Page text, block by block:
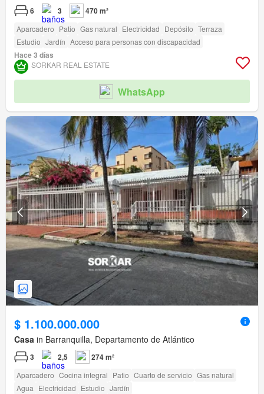
6 3 470 m²
Aparcadero Patio Gas natural Electricidad Depósito Terraza
Estudio Jardín Acceso para personas con discapacidad
Hace 3 días
SORKAR REAL ESTATE
WhatsApp
$ 1.100.000.000
Casa in Barranquilla, Departamento de Atlántico
3 2,5 274 m²
Aparcadero Cocina integral Patio Cuarto de servicio Gas natural
Agua Electricidad Estudio Jardín